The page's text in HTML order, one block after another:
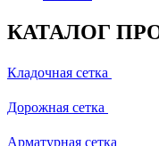
КАТАЛОГ
Кладочная сетка
Дорожная сетка
Арматурная сетка